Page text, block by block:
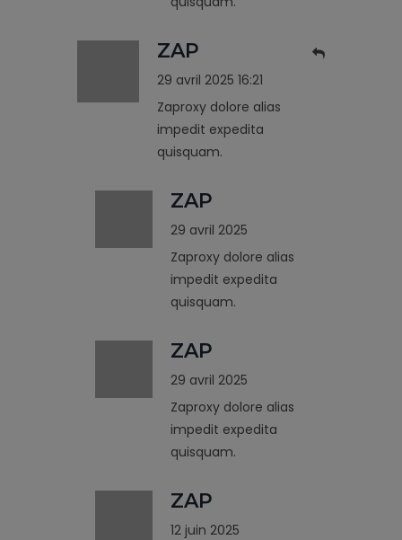
ZAP
29 avril 2025 16:21
Zaproxy dolore alias
impedit expedita
quisquam.
ZAP
29 avril 2025
Zaproxy dolore alias
impedit expedita
quisquam.
ZAP
29 avril 2025
Zaproxy dolore alias
impedit expedita
quisquam.
ZAP
12 juin 2025